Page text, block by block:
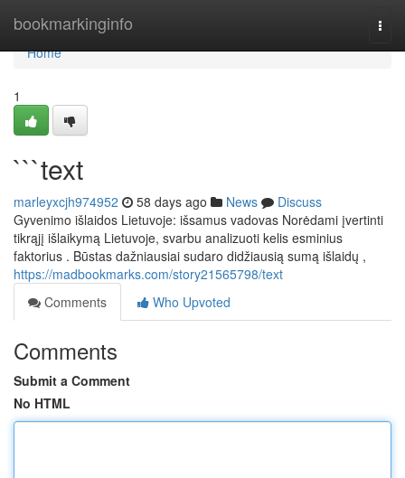
bookmarkinginfo
Home
Home
1
```text
marleyxcjh974952 58 days ago News
Discuss
Gyvenimo išlaidos Lietuvoje: išsamus vadovas Norėdami įvertinti
tikrąjį išlaikymą Lietuvoje, svarbu analizuoti kelis esminius
faktorius . Būstas dažniausiai sudaro didžiausią sumą išlaidų ,
https://madbookmarks.com/story21565798/text
Comments
Who Upvoted
Comments
Submit a Comment
No HTML